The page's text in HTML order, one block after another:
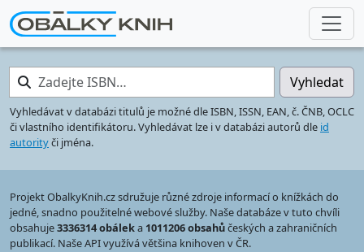
Zadejte ISBN… Vyhledat
Vyhledávat v databázi titulů je možné dle ISBN, ISSN, EAN, č. ČNB, OCLC
či vlastního identifikátoru. Vyhledávat lze i v databázi autorů dle id
autorityči jména.
Projekt ObalkyKnih.cz sdružuje různé zdroje informací o knížkách do
jedné, snadno použitelné webové služby. Naše databáze v tuto chvíli
obsahuje3336314 obáleka 1011206 obsahůčeských a zahraničních
publikací. Naše API využívá většina knihoven v ČR.